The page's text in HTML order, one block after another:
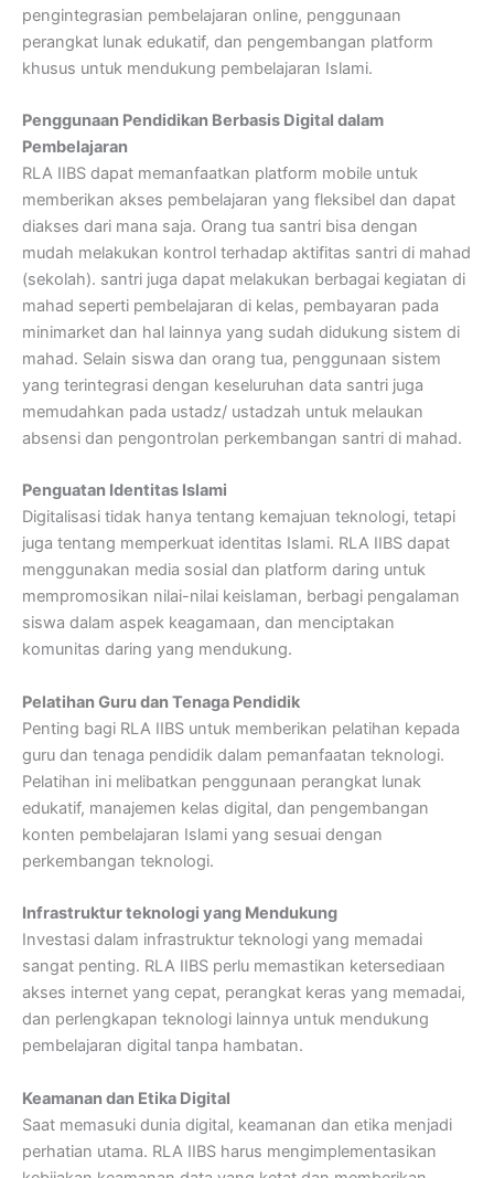
pengintegrasian pembelajaran online, penggunaan
perangkat lunak edukatif, dan pengembangan platform
khusus untuk mendukung pembelajaran Islami.
Penggunaan Pendidikan Berbasis Digital dalam
Pembelajaran
RLA IIBS dapat memanfaatkan platform mobile untuk
memberikan akses pembelajaran yang fleksibel dan dapat
diakses dari mana saja. Orang tua santri bisa dengan
mudah melakukan kontrol terhadap aktifitas santri di mahad
(sekolah). santri juga dapat melakukan berbagai kegiatan di
mahad seperti pembelajaran di kelas, pembayaran pada
minimarket dan hal lainnya yang sudah didukung sistem di
mahad. Selain siswa dan orang tua, penggunaan sistem
yang terintegrasi dengan keseluruhan data santri juga
memudahkan pada ustadz/ ustadzah untuk melaukan
absensi dan pengontrolan perkembangan santri di mahad.
Penguatan Identitas Islami
Digitalisasi tidak hanya tentang kemajuan teknologi, tetapi
juga tentang memperkuat identitas Islami. RLA IIBS dapat
menggunakan media sosial dan platform daring untuk
mempromosikan nilai-nilai keislaman, berbagi pengalaman
siswa dalam aspek keagamaan, dan menciptakan
komunitas daring yang mendukung.
Pelatihan Guru dan Tenaga Pendidik
Penting bagi RLA IIBS untuk memberikan pelatihan kepada
guru dan tenaga pendidik dalam pemanfaatan teknologi.
Pelatihan ini melibatkan penggunaan perangkat lunak
edukatif, manajemen kelas digital, dan pengembangan
konten pembelajaran Islami yang sesuai dengan
perkembangan teknologi.
Infrastruktur teknologi yang Mendukung
Investasi dalam infrastruktur teknologi yang memadai
sangat penting. RLA IIBS perlu memastikan ketersediaan
akses internet yang cepat, perangkat keras yang memadai,
dan perlengkapan teknologi lainnya untuk mendukung
pembelajaran digital tanpa hambatan.
Keamanan dan Etika Digital
Saat memasuki dunia digital, keamanan dan etika menjadi
perhatian utama. RLA IIBS harus mengimplementasikan